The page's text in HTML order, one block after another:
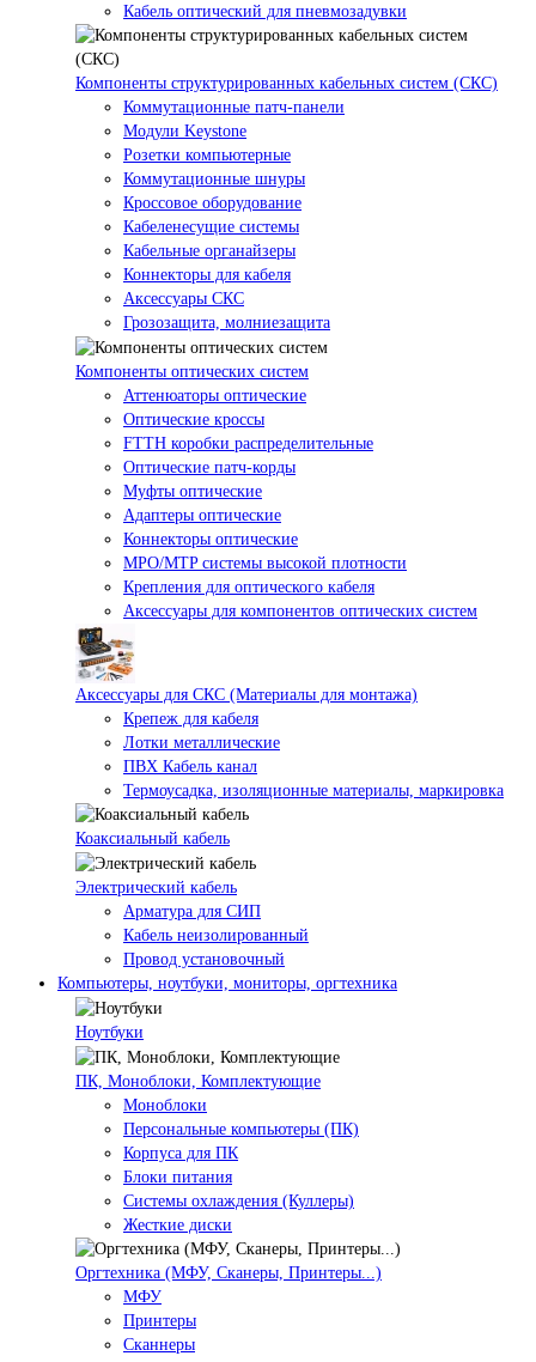
Кабель оптический для пневмозадувки
Компоненты структурированных кабельных систем (СКС)
Коммутационные патч-панели
Модули Keystone
Розетки компьютерные
Коммутационные шнуры
Кроссовое оборудование
Кабеленесущие системы
Кабельные органайзеры
Коннекторы для кабеля
Аксессуары СКС
Грозозащита, молниезащита
Компоненты оптических систем
Аттенюаторы оптические
Оптические кроссы
FTTH коробки распределительные
Оптические патч-корды
Муфты оптические
Адаптеры оптические
Коннекторы оптические
MPO/MTP системы высокой плотности
Крепления для оптического кабеля
Аксессуары для компонентов оптических систем
Аксессуары для СКС (Материалы для монтажа)
Крепеж для кабеля
Лотки металлические
ПВХ Кабель канал
Термоусадка, изоляционные материалы, маркировка
Коаксиальный кабель
Электрический кабель
Арматура для СИП
Кабель неизолированный
Провод установочный
Компьютеры, ноутбуки, мониторы, оргтехника
Ноутбуки
ПК, Моноблоки, Комплектующие
Моноблоки
Персональные компьютеры (ПК)
Корпуса для ПК
Блоки питания
Системы охлаждения (Куллеры)
Жесткие диски
Оргтехника (МФУ, Сканеры, Принтеры...)
МФУ
Принтеры
Сканнеры